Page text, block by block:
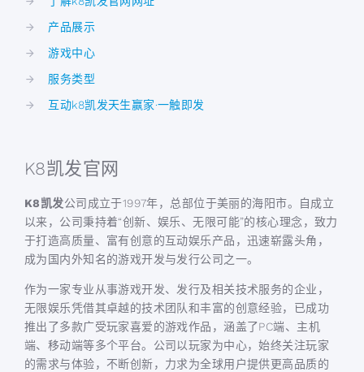
产品展示
游戏中心
服务类型
互动k8凯发天生赢家·一触即发
K8凯发官网
K8凯发公司成立于1997年，总部位于美丽的海阳市。自成立
以来，公司秉持着“创新、娱乐、无限可能”的核心理念，致力
于打造高质量、富有创意的互动娱乐产品，迅速崭露头角，
成为国内外知名的游戏开发与发行公司之一。
作为一家专业从事游戏开发、发行及相关技术服务的企业，
无限娱乐凭借其卓越的技术团队和丰富的创意经验，已成功
推出了多款广受玩家喜爱的游戏作品，涵盖了PC端、主机
端、移动端等多个平台。公司以玩家为中心，始终关注玩家
的需求与体验，不断创新，力求为全球用户提供更高品质的